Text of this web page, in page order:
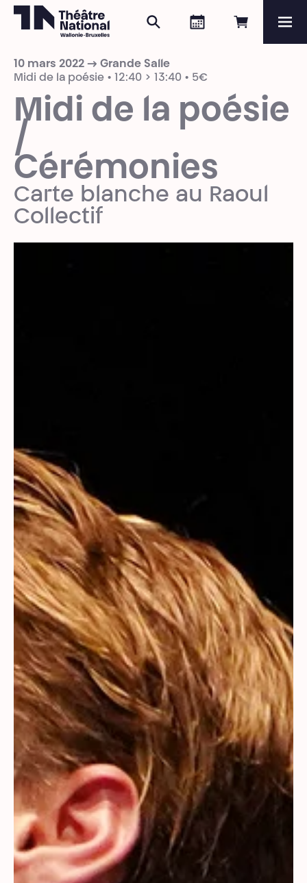
Réserver
Agenda
Rechercher
Programme
10 mars 2022 → Grande Salle
Midi de la poésie • 12:40 > 13:40 • 5€
Midi de la poésie
/
Cérémonies
Carte blanche au Raoul
Collectif